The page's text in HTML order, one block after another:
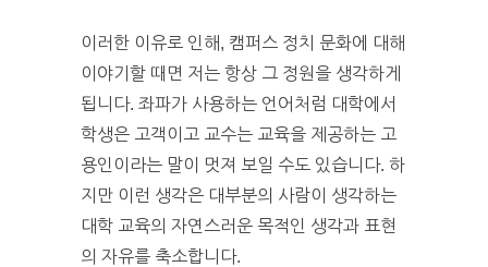
이러한 이유로 인해, 캠퍼스 정치 문화에 대해
이야기할 때면 저는 항상 그 정원을 생각하게
됩니다. 좌파가 사용하는 언어처럼 대학에서
학생은 고객이고 교수는 교육을 제공하는 고
용인이라는 말이 멋져 보일 수도 있습니다. 하
지만 이런 생각은 대부분의 사람이 생각하는
대학 교육의 자연스러운 목적인 생각과 표현
의 자유를 축소합니다.